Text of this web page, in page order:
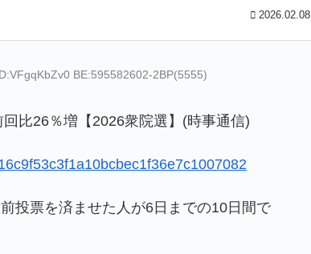
2026.02.08
BE:595582602-2BP(5555)
比26％増【2026衆院選】(時事通信)
投票を済ませた人が6日までの10日間で